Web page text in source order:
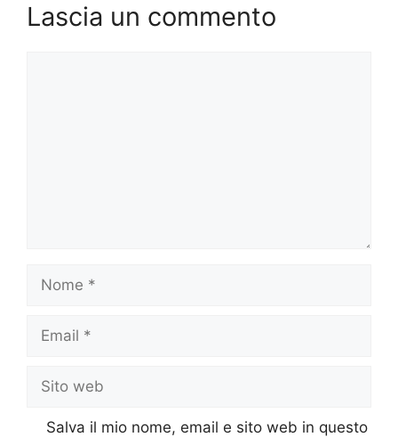
Lascia un commento
Nome
Email
Sito
web
Salva il mio nome, email e sito web in questo